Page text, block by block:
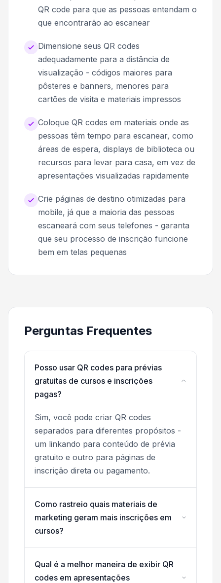
QR code para que as pessoas entendam o
que encontrarão ao escanear
Dimensione seus QR codes
adequadamente para a distância de
visualização - códigos maiores para
pôsteres e banners, menores para
cartões de visita e materiais impressos
Coloque QR codes em materiais onde as
pessoas têm tempo para escanear, como
áreas de espera, displays de biblioteca ou
recursos para levar para casa, em vez de
apresentações visualizadas rapidamente
Crie páginas de destino otimizadas para
mobile, já que a maioria das pessoas
escaneará com seus telefones - garanta
que seu processo de inscrição funcione
bem em telas pequenas
Perguntas Frequentes
Posso usar QR codes para prévias
gratuitas de cursos e inscrições
pagas?
Sim, você pode criar QR codes
separados para diferentes propósitos -
um linkando para conteúdo de prévia
gratuito e outro para páginas de
inscrição direta ou pagamento.
Como rastreio quais materiais de
marketing geram mais inscrições em
cursos?
Qual é a melhor maneira de exibir QR
codes em apresentações